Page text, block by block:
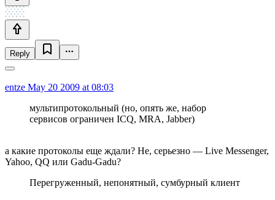
Reply
entze May 20 2009 at 08:03
мультипротокольный (но, опять же, набор
сервисов ограничен ICQ, MRA, Jabber)
а какие протоколы еще ждали? Не, серьезно — Live Messenger,
Yahoo, QQ или Gadu-Gadu?
Перегруженный, непонятный, сумбурный клиент